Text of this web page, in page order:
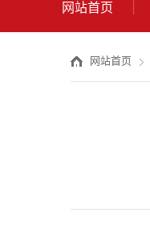
网站首页
网站首页